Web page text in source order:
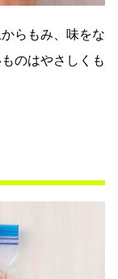
らもみ、味をな
のはやさしくも